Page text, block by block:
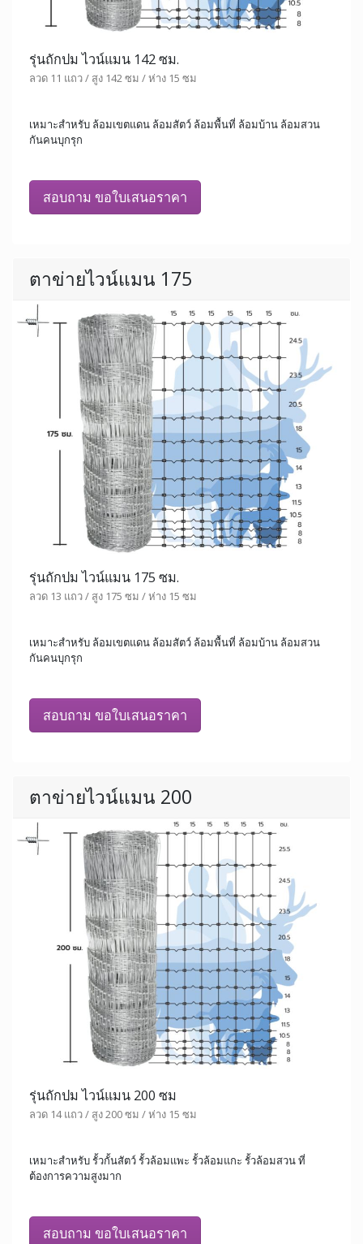
รุ่นถักปม ไวน์แมน 142 ซม.
ลวด 11 แถว / สูง 142 ซม / ห่าง 15 ซม
เหมาะสำหรับ ล้อมเขตแดน ล้อมสัตว์ ล้อมพื้นที่ ล้อมบ้าน ล้อมสวน
กันคนบุกรุก
สอบถาม ขอใบเสนอราคา
ตาข่ายไวน์แมน 175
รุ่นถักปม ไวน์แมน 175 ซม.
ลวด 13 แถว / สูง 175 ซม / ห่าง 15 ซม
เหมาะสำหรับ ล้อมเขตแดน ล้อมสัตว์ ล้อมพื้นที่ ล้อมบ้าน ล้อมสวน
กันคนบุกรุก
สอบถาม ขอใบเสนอราคา
ตาข่ายไวน์แมน 200
รุ่นถักปม ไวน์แมน 200 ซม
ลวด 14 แถว / สูง 200 ซม / ห่าง 15 ซม
เหมาะสำหรับ รั้วกั้นสัตว์ รั้วล้อมแพะ รั้วล้อมแกะ รั้วล้อมสวน ที่
ต้องการความสูงมาก
สอบถาม ขอใบเสนอราคา